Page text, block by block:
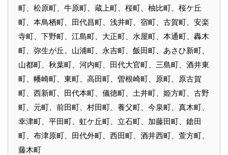
町、松原町、牛原町、蔵上町、桜町、柚比町、桜ケ丘
町、本鳥栖町、田代昌町、浅井町、宿町、古賀町、安楽
寺町、下野町、江島町、大正町、水屋町、本通町、轟木
町、弥生が丘、山浦町、永吉町、飯田町、あさひ新町、
山都町、秋葉町、河内町、田代大官町、三島町、酒井東
町、幡崎町、東町、高田町、曽根崎町、原町、原古賀
町、西新町、田代本町、儀徳町、土井町、姫方町、古野
町、元町、前田町、村田町、養父町、今泉町、真木町、
幸津町、平田町、虹ケ丘町、立石町、加藤田町、鎗田
町、布津原町、田代外町、西田町、酒井西町、萱方町、
藤木町